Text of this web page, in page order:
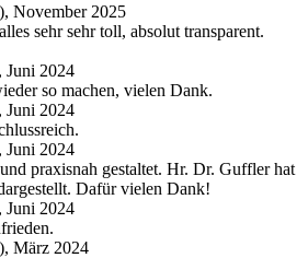
November 2025
sehr sehr toll, absolut transparent.
Juni 2024
so machen, vielen Dank.
Juni 2024
Juni 2024
praxisnah gestaltet. Hr. Dr. Guffler hat
Dafür vielen Dank!
Juni 2024
März 2024